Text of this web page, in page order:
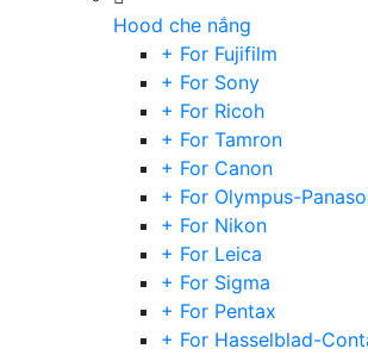
Hood che nắng
+ For Fujifilm
+ For Sony
+ For Ricoh
+ For Tamron
+ For Canon
+ For Olympus-
+ For Nikon
+ For Leica
+ For Sigma
+ For Pentax
+ For Hasselblad-